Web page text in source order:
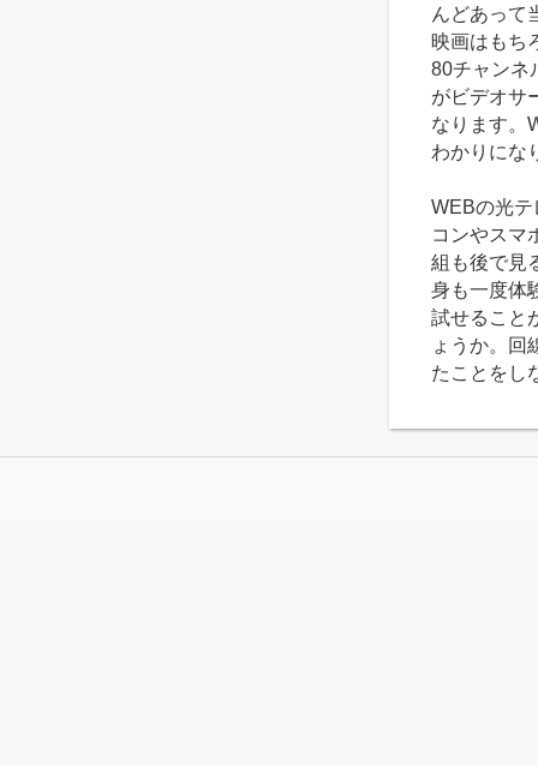
んどあって
映画はもち
80チャンネ
がビデオサ
なります。
わかりにな
WEBの光
コンやスマ
組も後で見
身も一度体
試せること
ょうか。
たことをし